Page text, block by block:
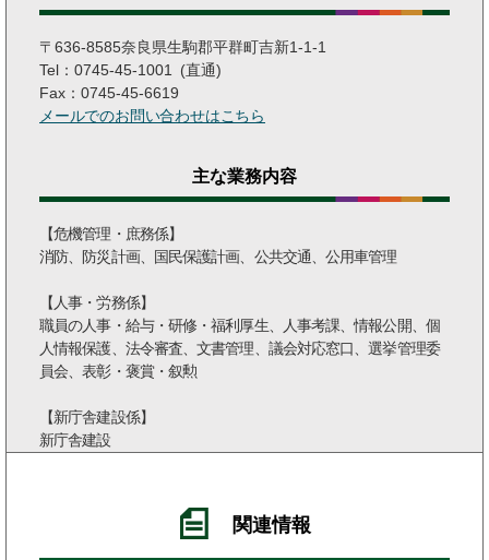
〒636-8585奈良県生駒郡平群町吉新1-1-1
Tel：0745-45-1001
直通
Fax：0745-45-6619
メールでのお問い合わせはこちら
主な業務内容
【危機管理・庶務係】
消防、防災計画、国民保護計画、公共交通、公用車管理
【人事・労務係】
職員の人事・給与・研修・福利厚生、人事考課、情報公開、個
人情報保護、法令審査、文書管理、議会対応窓口、選挙管理委
員会、表彰・褒賞・叙勲
【新庁舎建設係】
新庁舎建設
関連情報